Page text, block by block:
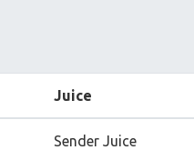
Juice
Sender Juice